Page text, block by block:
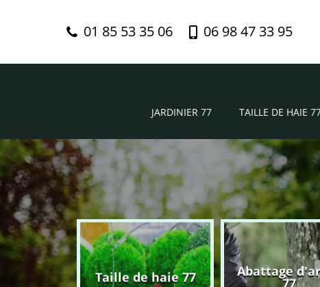
01 85 53 35 06 06 98 47 33 95
JARDINIER 77 TAILLE DE HAIE
Taille de haie 77 Abattage
77